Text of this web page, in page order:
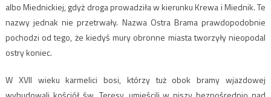
albo Miednickiej, gdyż droga prowadziła w kierunku Krewa i Miednik. Te
nazwy jednak nie przetrwały. Nazwa Ostra Brama prawdopodobnie
pochodzi od tego, że kiedyś mury obronne miasta tworzyły nieopodal
ostry koniec.
W XVII wieku karmelici bosi, którzy tuż obok bramy wjazdowej